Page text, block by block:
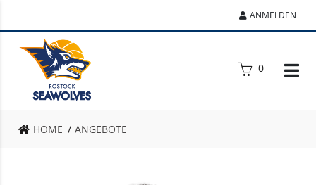
ANMELDEN
0
HOME ANGEBOTE